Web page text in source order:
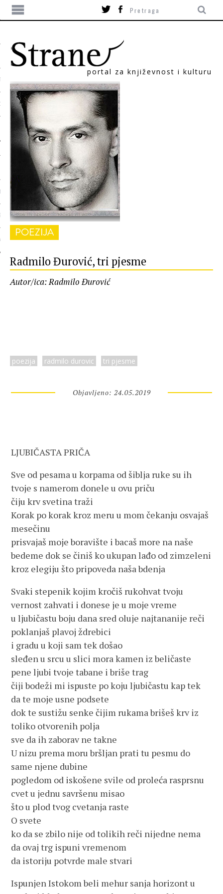
portal za književnost i kulturu
POEZIJA
Radmilo Đurović, tri pjesme
Autor/ica: Radmilo Đurović
poezija radmilo durovic tri pjesme
Objavljeno: 24.05.2019
LJUBIČASTA PRIČA
Sve od pesama u korpama od šiblja ruke su ih
tvoje s namerom donele u ovu priču
čiju krv svetina traži
Korak po korak kroz meru u mom čekanju osvajaš
mesečinu
prisvajaš moje boravište i bacaš more na naše
bedeme dok se činiš ko ukupan lađo od zimzeleni
kroz elegiju što pripoveda naša bdenja
Svaki stepenik kojim kročiš rukohvat tvoju
vernost zahvati i donese je u moje vreme
u ljubičastu boju dana sred oluje najtananije reči
poklanjaš plavoj ždrebici
i gradu u koji sam tek došao
sleđen u srcu u slici mora kamen iz beličaste
pene ljubi tvoje tabane i briše trag
čiji bodeži mi ispuste po koju ljubičastu kap tek
da te moje usne podsete
dok te sustižu senke čijim rukama brišeš krv iz
toliko otvorenih polja
sve da ih zaborav ne takne
U nizu prema moru bršljan prati tu pesmu do
same njene dubine
pogledom od iskošene svile od proleća rasprsnu
cvet u jednu savršenu misao
što u plod tvog cvetanja raste
O svete
ko da se zbilo nije od tolikih reči nijedne nema
da ovaj trg ispuni vremenom
da istoriju potvrde male stvari
Ispunjen Istokom beli mehur sanja horizont u